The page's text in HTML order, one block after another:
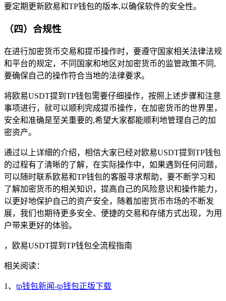
要定期更新欧易和TP钱包的版本,以确保软件的安全性。
（四）合规性
在进行加密货币交易和提币操作时，要遵守国家相关法律法规
和平台的规定，不同国家和地区对加密货币的监管政策不同,
要确保自己的操作符合当地的法律要求。
将欧易USDT提到TP钱包需要仔细操作，按照上述步骤和注意
事项进行，就可以顺利完成提币操作，在加密货币的世界里，
安全和准确是至关重要的,希望大家都能顺利地管理自己的加
密资产。
通过以上详细的介绍，相信大家已经对欧易USDT提到TP钱包
的过程有了清晰的了解，在实际操作中，如果遇到任何问题，
可以随时联系欧易和TP钱包的客服寻求帮助，要不断学习和
了解加密货币的相关知识，提高自己的风险意识和操作能力，
以更好地保护自己的资产安全，随着加密货币市场的不断发
展，我们也期待更多安全、便捷的交易和存储方式出现，为用
户带来更好的体验。
，欧易USDT提到TP钱包全流程指南
相关阅读：
1、 tp钱包新闻-tp钱包正版下载